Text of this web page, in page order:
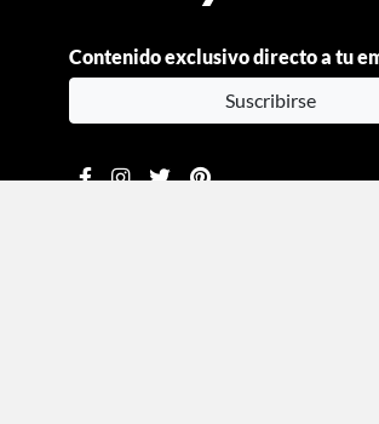
Contenido exclusivo directo a tu
Suscribirse